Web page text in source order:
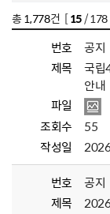
총 1,778건 [15/ 178
번호
공지
제목
국립
안내
파일
조회수
55
작성일
번호
공지
제목